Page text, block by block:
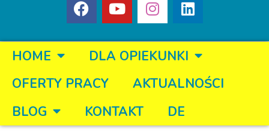
HOME
DLA OPIEKUNKI
OFERTY PRACY
AKTUALNOŚCI
BLOG
KONTAKT DE